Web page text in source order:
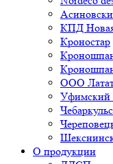
КПД Новая
Кроностар
Кроношпан
ООО Латат
Уфимский
О продукции